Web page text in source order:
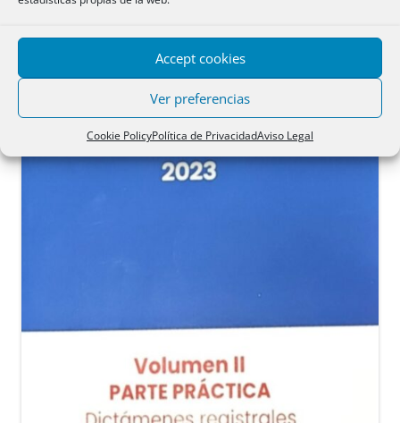
Accept cookies
Ver preferencias
Cookie PolicyPolítica de PrivacidadAviso Legal